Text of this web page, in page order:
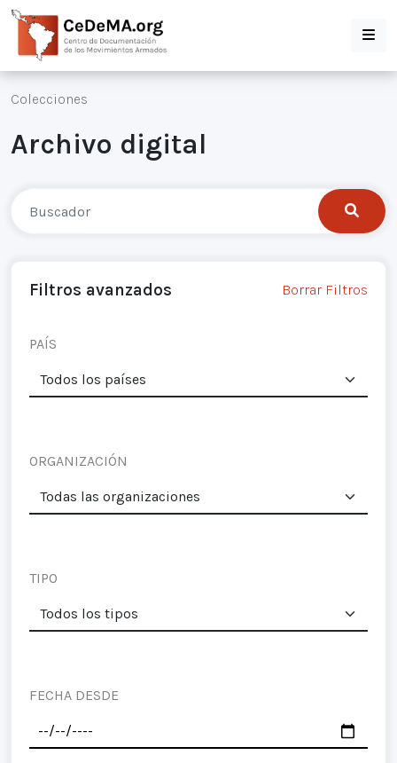
Colecciones
Archivo digital
Filtros avanzados Borrar Filtros
PAÍS
ORGANIZACIÓN
TIPO
FECHA DESDE